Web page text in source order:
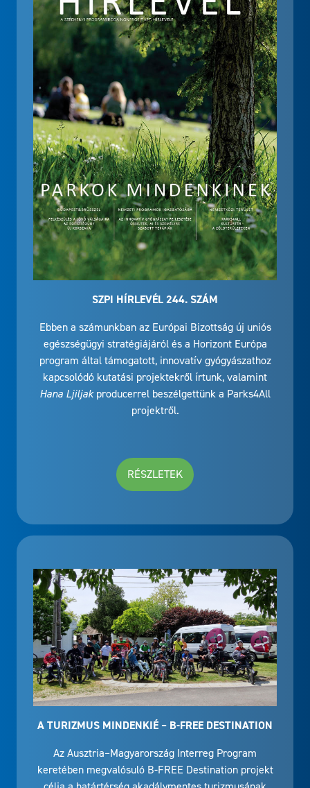
SZPI HÍRLEVÉL 244. SZÁM
Ebben a számunkban az Európai Bizottság új uniós
egészségügyi stratégiájáról és a Horizont Európa
program által támogatott, innovatív gyógyászathoz
kapcsolódó kutatási projektekről írtunk, valamint
Hana Ljiljak
producerrel beszélgettünk a Parks4All
projektről.
RÉSZLETEK
A TURIZMUS MINDENKIÉ – B-FREE DESTINATION
Az Ausztria–Magyarország Interreg Program
keretében megvalósuló B-FREE Destination projekt
célja a határtérség akadálymentes turizmusának